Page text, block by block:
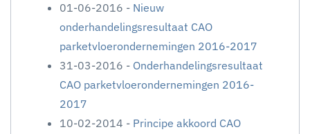
01-06-2016 - Nieuw
onderhandelingsresultaat CAO
parketvloerondernemingen 2016-2017
31-03-2016 - Onderhandelingsresultaat
CAO parketvloerondernemingen 2016-
2017
10-02-2014 - Principe akkoord CAO